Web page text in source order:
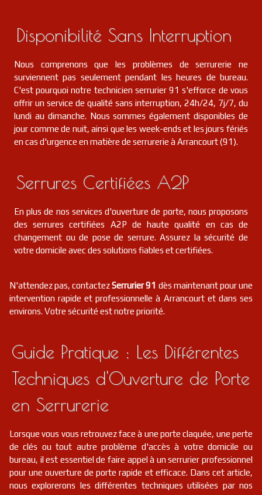
Disponibilité Sans Interruption
Nous comprenons que les problèmes de serrurerie ne
surviennent pas seulement pendant les heures de bureau.
C'est pourquoi notre technicien serrurier 91 s'efforce de vous
offrir un service de qualité sans interruption, 24h/24, 7j/7, du
lundi au dimanche. Nous sommes également disponibles de
jour comme de nuit, ainsi que les week-ends et les jours fériés
en cas d'urgence en matière de serrurerie à Arrancourt (91).
Serrures Certifiées A2P
En plus de nos services d'ouverture de porte, nous proposons
des serrures certifiées A2P de haute qualité en cas de
changement ou de pose de serrure. Assurez la sécurité de
votre domicile avec des solutions fiables et certifiées.
N'attendez pas, contactezSerrurier 91 dès maintenant pour une
intervention rapide et professionnelle à Arrancourt et dans ses
environs. Votre sécurité est notre priorité.
Guide Pratique : Les Différentes
Techniques d'Ouverture de Porte
en Serrurerie
Lorsque vous vous retrouvez face à une porte claquée, une perte
de clés ou tout autre problème d'accès à votre domicile ou
bureau, il est essentiel de faire appel à un serrurier professionnel
pour une ouverture de porte rapide et efficace. Dans cet article,
nous explorerons les différentes techniques utilisées par nos